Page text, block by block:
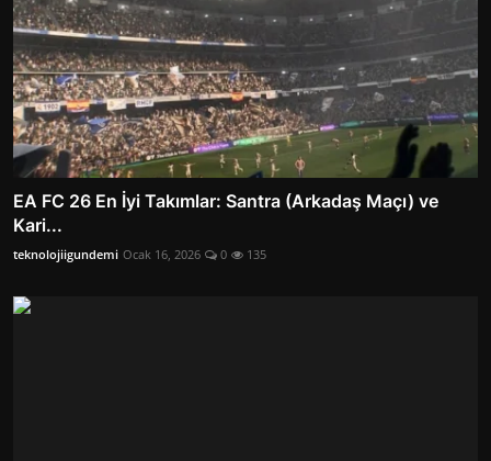
EA FC 26 En İyi Takımlar: Santra (Arkadaş Maçı) ve
Kari...
teknolojiigundemi Ocak 16, 2026 0 135